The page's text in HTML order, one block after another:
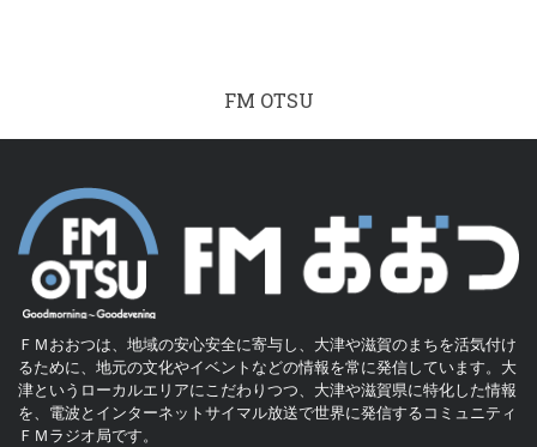
FM OTSU
ＦＭおおつは、地域の安心安全に寄与し、大津や滋賀のまちを活気付け
るために、地元の文化やイベントなどの情報を常に発信しています。大
津というローカルエリアにこだわりつつ、大津や滋賀県に特化した情報
を、電波とインターネットサイマル放送で世界に発信するコミュニティ
ＦＭラジオ局です。